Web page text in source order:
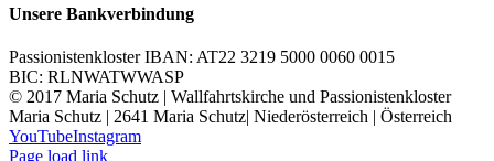
Unsere Bankverbindung
Passionistenkloster IBAN: AT22 3219 5000 0060 0015
BIC: RLNWATWWASP
© 2017 Maria Schutz | Wallfahrtskirche und Passionistenkloster
Maria Schutz | 2641 Maria Schutz| Niederösterreich | Österreich
YouTubeInstagram
Page load link